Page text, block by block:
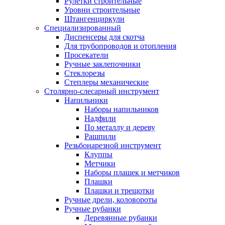
Уровни строительные
Штангенциркули
Специализированный
Диспенсеры для скотча
Для трубопроводов и отопления
Просекатели
Ручные заклепочники
Стеклорезы
Степлеры механические
Столярно-слесарный инструмент
Напильники
Наборы напильников
Надфили
По металлу и дереву
Рашпили
Резьбонарезной инструмент
Клуппы
Метчики
Наборы плашек и метчиков
Плашки
Плашки и трещотки
Ручные дрели, коловороты
Ручные рубанки
Деревянные рубанки